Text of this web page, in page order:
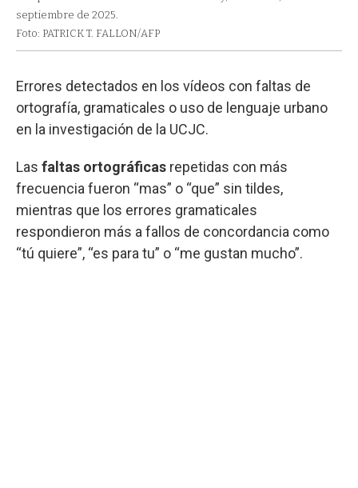
septiembre de 2025.
Foto: PATRICK T. FALLON/AFP
Errores detectados en los vídeos con faltas de
ortografía, gramaticales o uso de lenguaje urbano
en la investigación de la UCJC.
Las faltas ortográficas repetidas con más
frecuencia fueron “mas” o “que” sin tildes,
mientras que los errores gramaticales
respondieron más a fallos de concordancia como
“tú quiere”, “es para tu” o “me gustan mucho”.